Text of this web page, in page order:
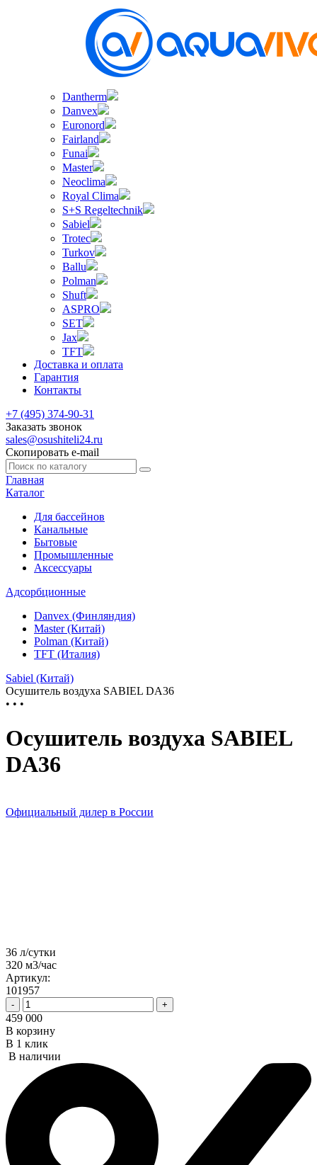
Dantherm
Danvex
Euronord
Fairland
Funai
Master
Neoclima
Royal Clima
S+S Regeltechnik
Sabiel
Trotec
Turkov
Ballu
Polman
Shuft
ASPRO
SET
Jax
TFT
Доставка и оплата
Гарантия
Контакты
+7 (495) 374-90-31
Заказать звонок
sales@osushiteli24.ru
Скопировать e-mail
Главная
Каталог
Для бассейнов
Канальные
Бытовые
Промышленные
Аксессуары
Адсорбционные
Danvex (Финляндия)
Master (Китай)
Polman (Китай)
TFT (Италия)
Sabiel (Китай)
Осушитель воздуха SABIEL DA36
• • •
Осушитель воздуха SABIEL
DA36
Официальный дилер в России
36 л/сутки
320 м3/час
Артикул:
101957
- +
459 000
В корзину
В 1 клик
В наличии